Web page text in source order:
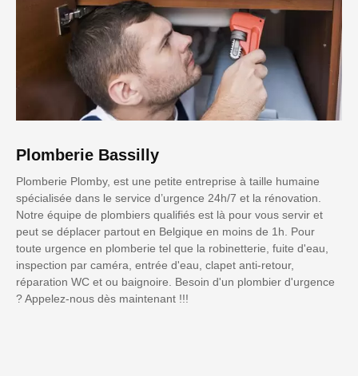
Plomberie Bassilly
Plomberie Plomby, est une petite entreprise à taille humaine
spécialisée dans le service d’urgence 24h/7 et la rénovation.
Notre équipe de plombiers qualifiés est là pour vous servir et
peut se déplacer partout en Belgique en moins de 1h. Pour
toute urgence en plomberie tel que la robinetterie, fuite d'eau,
inspection par caméra, entrée d'eau, clapet anti-retour,
réparation WC et ou baignoire. Besoin d'un plombier d'urgence
? Appelez-nous dès maintenant !!!